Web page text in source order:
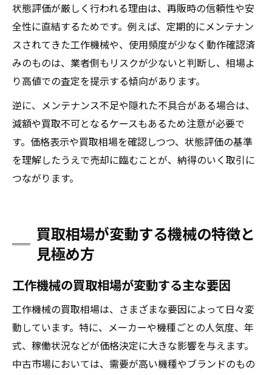
状態評価が厳しく行われる理由は、再販時の信頼性や安
全性に直結するためです。例えば、定期的にメンテナン
スされてきた工作機械や、使用頻度が少なく動作確認済
みのものは、業者側もリスクが少ないと判断し、相場よ
り高値での査定を提示する傾向があります。
逆に、メンテナンス不足や隠れた不具合がある場合は、
減額や買取不可となるケースもあるため注意が必要で
す。価格表示や買取相場を確認しつつ、状態評価の基準
を理解したうえで売却に臨むことが、納得のいく取引に
つながります。
買取相場が変動する機械の特徴と
見極め方
工作機械の買取相場が変動する主な要因
工作機械の買取相場は、さまざまな要因によって日々変
動しています。特に、メーカーや機種ごとの人気度、年
式、稼働状況などが価格決定に大きな影響を与えます。
中古市場においては、需要が高い機種やブランドのもの